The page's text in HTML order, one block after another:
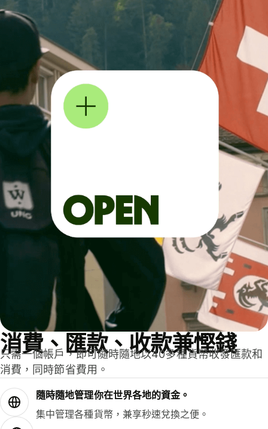
消費、匯款、收款兼慳錢
只需一個帳戶，即可隨時隨地以40多種貨幣收發匯款和
消費，同時節省費用。
隨時隨地管理你在世界各地的資金。
集中管理各種貨幣，兼享秒速兌換之便。